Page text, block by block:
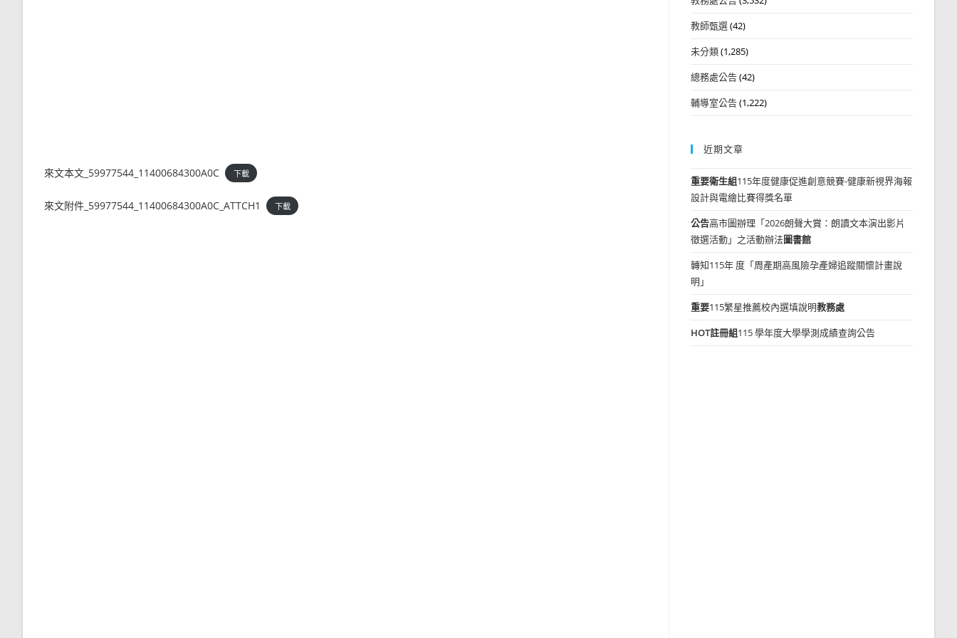
來文本文_59977544_11400684300A0C 下載
來文附件_59977544_11400684300A0C_ATTCH1 下載
教師甄選(42)
未分類(1,285)
總務處公告(42)
輔導室公告(1,222)
近期文章
重要衛生組115年度健康促進創意競賽-健康新視界海報
設計與電繪比賽得獎名單
公告高市圖辦理「2026朗聲大賞：朗讀文本演出影片
徵選活動」之活動辦法圖書館
轉知115年 度「周產期高風險孕產婦追蹤關懷計畫說
明」
重要115繁星推薦校內選填說明教務處
HOT註冊組115 學年度大學學測成績查詢公告